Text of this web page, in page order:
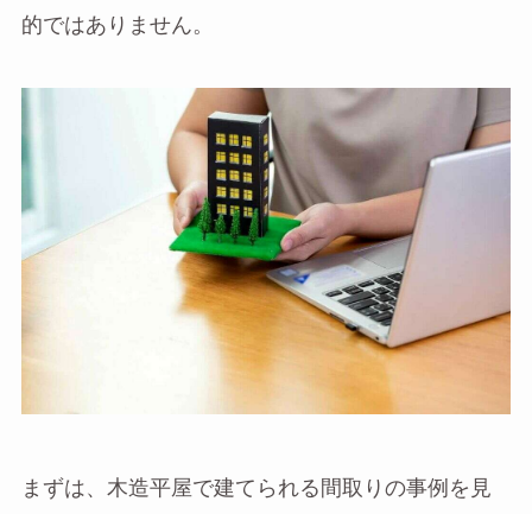
的ではありません。
まずは、木造平屋で建てられる間取りの事例を見